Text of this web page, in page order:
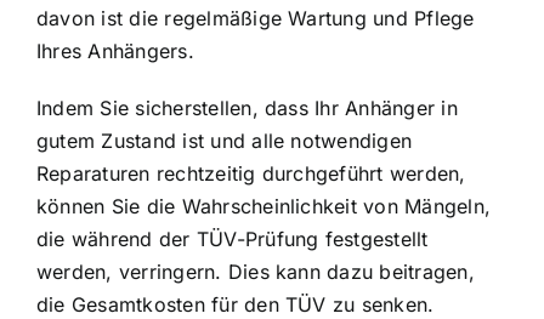
davon ist die regelmäßige Wartung und Pflege
Ihres Anhängers.
Indem Sie sicherstellen, dass Ihr Anhänger in
gutem Zustand ist und alle notwendigen
Reparaturen rechtzeitig durchgeführt werden,
können Sie die Wahrscheinlichkeit von Mängeln,
die während der TÜV-Prüfung festgestellt
werden, verringern. Dies kann dazu beitragen,
die Gesamtkosten für den TÜV zu senken.